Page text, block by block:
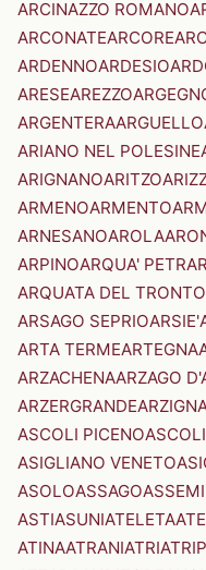
ARCINAZZO ROMANO
ARCONATEARCORE
ARDENNOARDESIO
ARESEAREZZO
ARGENTERAARGUELLO
ARIANO NEL POLESINE
ARIGNANOARITZO
ARMENOARMENTO
ARNESANOAROLA
ARPINOARQUA'
ARQUATA DEL TRONTO
ARSAGO SEPRIOARSIE'
ARTA TERMEARTEGNA
ARZACHENAARZAGO
ARZERGRANDE
ASCOLI PICENO
ASIGLIANO VENETO
ASOLOASSAGO
ASTIASUNIATELETA
ATINAATRANIATRI